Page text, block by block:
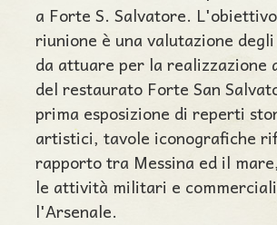
a Forte S. Salvatore.
riunione è una valutazione
da attuare per la realizzazione
del restaurato Forte San
prima esposizione di reperti
artistici, tavole iconografiche
rapporto tra Messina ed il
le attività militari e
l'Arsenale.